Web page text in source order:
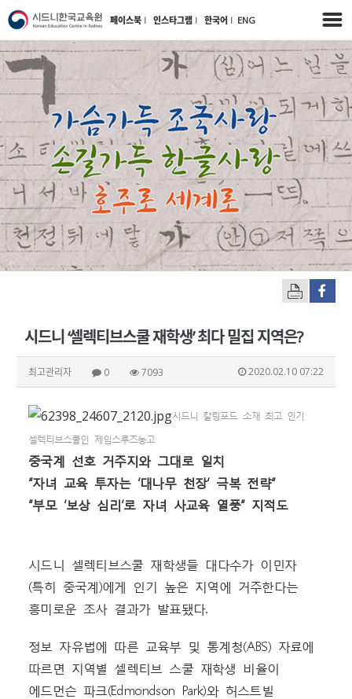
페이스북 l 인스타그램 l 한국어 l ENG
시드니 ‘셀렉티브스쿨 재학생’ 최다 밀집 지역은?
최고관리자 0 7093 2020.02.10 07:22
시드니 칼링포드 소재 최고 인기
셀렉티브스쿨인 제임스루즈농고
중국계 선호 거주지와 그대로 일치
“자녀 교육 투자는 ‘대나무 천장’ 극복 전략”
“부모 ‘보상 심리’로 자녀 사교육 열풍” 지적도
시드니 셀렉티브스쿨 재학생들 대다수가 이민자
(특히 중국계)에게 인기 높은 지역에 거주한다는
흥미로운 조사 결과가 발표됐다.
정보 자유법에 따른 교육부 및 통계청(ABS) 자료에
따르면 지역별 셀렉티브 스쿨 재학생 비율이
에드먼슨 파크(Edmondson Park)와 허스트빌